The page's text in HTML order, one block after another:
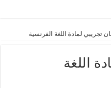
تجريبي لمادة اللغة الفرنسية
اللغة